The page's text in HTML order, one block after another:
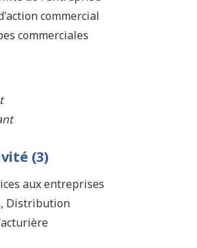
commercial
commerciales
(3)
aux entreprises
Distribution